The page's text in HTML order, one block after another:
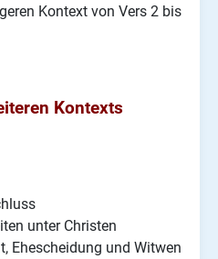
Kontext von Vers 2 bis
Kontexts
unter Christen
Ehescheidung und Witwen